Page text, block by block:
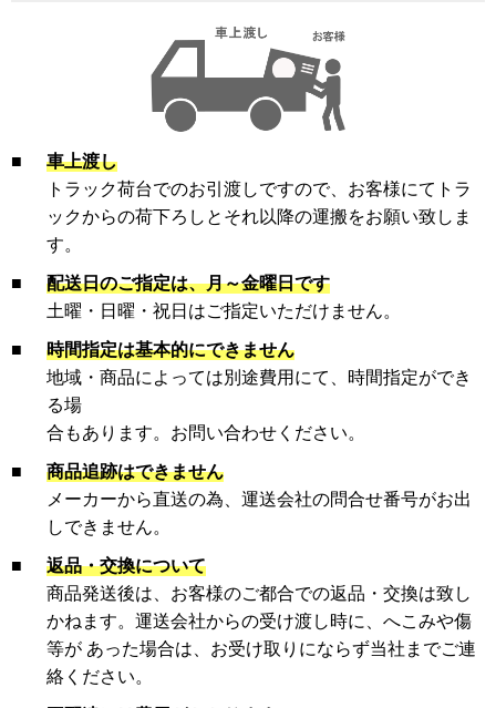
■
車上渡し
トラック荷台でのお引渡しですので、お客様にてトラ
ックからの荷下ろしとそれ以降の運搬をお願い致しま
す。
■
配送日のご指定は、月～金曜日です
土曜・日曜・祝日はご指定いただけません。
■
時間指定は基本的にできません
地域・商品によっては別途費用にて、時間指定ができ
る場
合もあります。お問い合わせください。
■
商品追跡はできません
メーカーから直送の為、運送会社の問合せ番号がお出
しできません。
■
返品・交換について
商品発送後は、お客様のご都合での返品・交換は致し
かねます。運送会社からの受け渡し時に、へこみや傷
等が あった場合は、お受け取りにならず当社までご連
絡ください。